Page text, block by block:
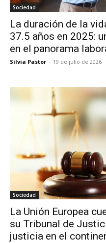
Sociedad
La duración de la
37.5 años en 2025:
en el panorama
Silvia Pastor - 19 de julio de 2026
Sociedad
La Unión Europea
su Tribunal de
justicia en el